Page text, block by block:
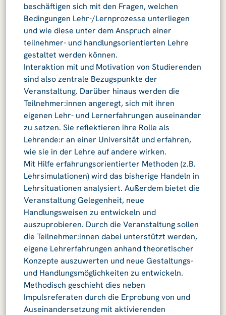
beschäftigen sich mit den Fragen, welchen
Bedingungen Lehr-/Lernprozesse unterliegen
und wie diese unter dem Anspruch einer
teilnehmer- und handlungsorientierten Lehre
gestaltet werden können.
Interaktion mit und Motivation von Studierenden
sind also zentrale Bezugspunkte der
Veranstaltung. Darüber hinaus werden die
Teilnehmer:innen angeregt, sich mit ihren
eigenen Lehr- und Lernerfahrungen auseinander
zu setzen. Sie reflektieren ihre Rolle als
Lehrende:r an einer Universität und erfahren,
wie sie in der Lehre auf andere wirken.
Mit Hilfe erfahrungsorientierter Methoden (z.B.
Lehrsimulationen) wird das bisherige Handeln in
Lehrsituationen analysiert. Außerdem bietet die
Veranstaltung Gelegenheit, neue
Handlungsweisen zu entwickeln und
auszuprobieren. Durch die Veranstaltung sollen
die Teilnehmer:innen dabei unterstützt werden,
eigene Lehrerfahrungen anhand theoretischer
Konzepte auszuwerten und neue Gestaltungs-
und Handlungsmöglichkeiten zu entwickeln.
Methodisch geschieht dies neben
Impulsreferaten durch die Erprobung von und
Auseinandersetzung mit aktivierenden